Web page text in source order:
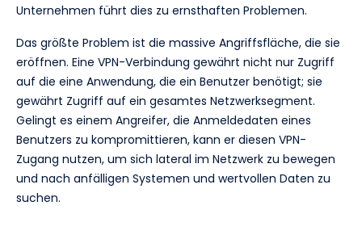
Unternehmen führt dies zu ernsthaften Problemen.
Das größte Problem ist die massive Angriffsfläche, die sie
eröffnen. Eine VPN-Verbindung gewährt nicht nur Zugriff
auf die eine Anwendung, die ein Benutzer benötigt; sie
gewährt Zugriff auf ein gesamtes Netzwerksegment.
Gelingt es einem Angreifer, die Anmeldedaten eines
Benutzers zu kompromittieren, kann er diesen VPN-
Zugang nutzen, um sich lateral im Netzwerk zu bewegen
und nach anfälligen Systemen und wertvollen Daten zu
suchen.